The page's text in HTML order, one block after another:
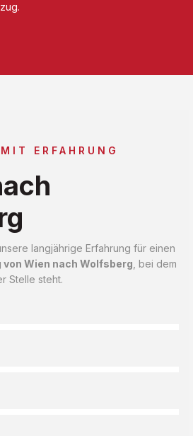
ERFAHRUNG
langjährige Erfahrung für einen
Wien nach Wolfsberg , bei dem
Stelle steht.